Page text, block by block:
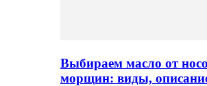
Выбираем масло от
морщин: виды,